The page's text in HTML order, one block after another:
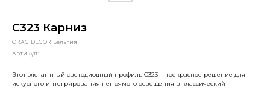
C323 Карниз
ORAC DECOR Бельгия
Артикул:
Этот элегантный светодиодный профиль C323 - прекрасное решение для
искусного интегрирования непрямого освещения в классический